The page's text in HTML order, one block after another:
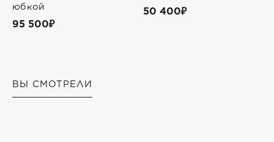
юбкой
95 500₽
50 400₽
ВЫ СМОТРЕЛИ